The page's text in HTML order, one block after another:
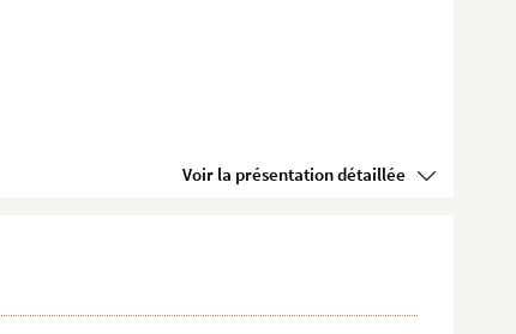
Voir la présentation détaillée